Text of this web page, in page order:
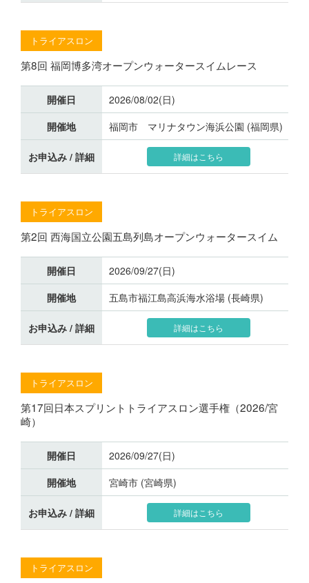
トライアスロン
第8回 福岡博多湾オープンウォータースイムレース
開催日
2026/08/02(日)
開催地
福岡市 マリナタウン海浜公園 (福岡県)
お申込み / 詳細 詳細はこちら
トライアスロン
第2回 西海国立公園五島列島オープンウォータースイム
開催日
2026/09/27(日)
開催地
五島市福江島高浜海水浴場 (長崎県)
お申込み / 詳細 詳細はこちら
トライアスロン
第17回日本スプリントトライアスロン選手権（2026/宮
崎）
開催日
2026/09/27(日)
開催地
宮崎市 (宮崎県)
お申込み / 詳細 詳細はこちら
トライアスロン